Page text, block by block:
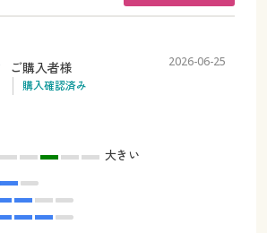
ご購入者様
購入確認済み
2026-06-25
大きい